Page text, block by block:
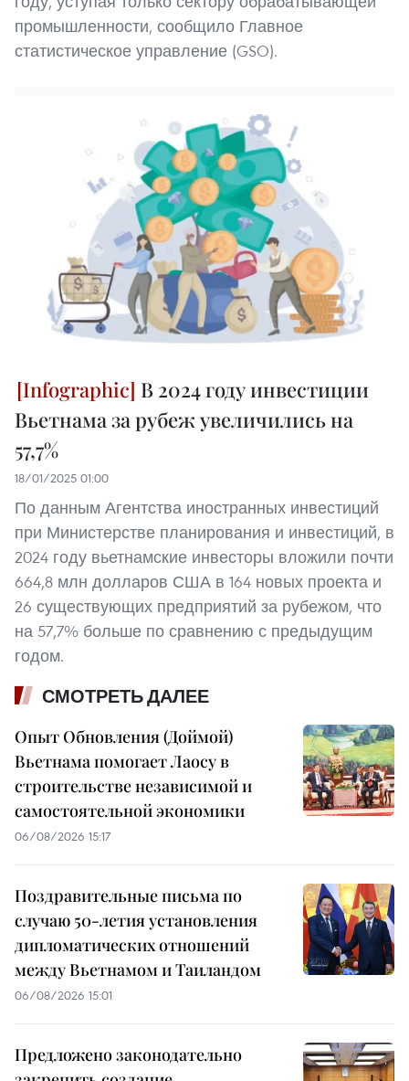
промышленности, сообщило Главное
статистическое управление (GSO).
В 2024 году инвестиции
Вьетнама за рубеж увеличились на
57,7%
18/01/2025 01:00
По данным Агентства иностранных инвестиций
при Министерстве планирования и инвестиций, в
2024 году вьетнамские инвесторы вложили почти
664,8 млн долларов США в 164 новых проекта и
26 существующих предприятий за рубежом, что
на 57,7% больше по сравнению с предыдущим
годом.
СМОТРЕТЬ ДАЛЕЕ
Опыт Обновления (Доймой)
Вьетнама помогает Лаосу в
строительстве независимой и
самостоятельной экономики
06/08/2026 15:17
Поздравительные письма по
случаю 50-летия установления
дипломатических отношений
между Вьетнамом и Таиландом
06/08/2026 15:01
Предложено законодательно